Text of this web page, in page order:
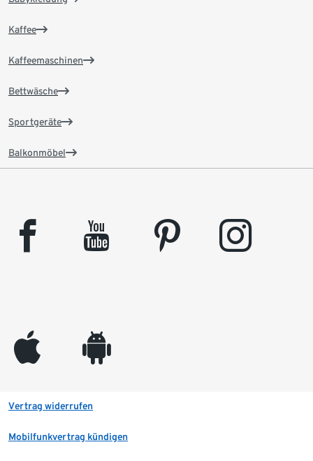
Kaffee
Kaffeemaschinen
Bettwäsche
Sportgeräte
Balkonmöbel
facebook youtube pinterest instagram
appleinc android
Vertrag widerrufen
Mobilfunkvertrag kündigen